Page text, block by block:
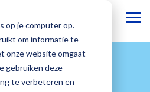
op je computer op.
om informatie te
onze website omgaat
gebruiken deze
te verbeteren en
Voortgezet
onderwijs
op de
blogs